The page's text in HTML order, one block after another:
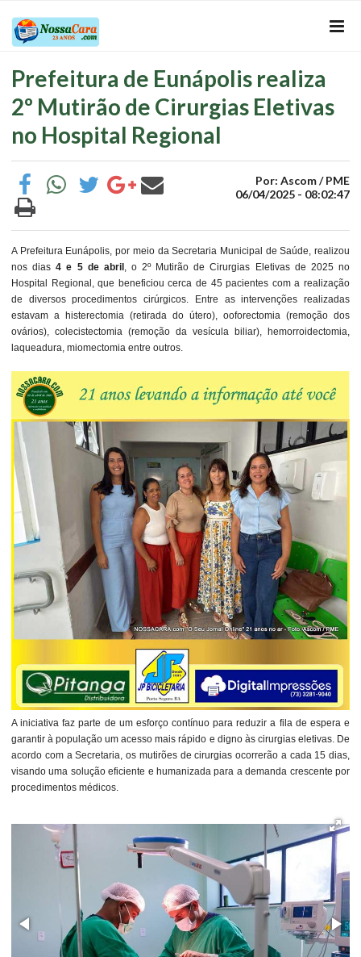
Prefeitura de Eunápolis realiza
2º Mutirão de Cirurgias Eletivas
no Hospital Regional
Por: Ascom / PME
06/04/2025 - 08:02:47
A Prefeitura Eunápolis, por meio da Secretaria Municipal de Saúde, realizou
nos dias4 e 5 de abril , o 2º Mutirão de Cirurgias Eletivas de 2025 no
Hospital Regional, que beneficiou cerca de 45 pacientes com a realização
de diversos procedimentos cirúrgicos. Entre as intervenções realizadas
estavam a histerectomia (retirada do útero), ooforectomia (remoção dos
ovários), colecistectomia (remoção da vesícula biliar), hemorroidectomia,
laqueadura, miomectomia entre outros.
A iniciativa faz parte de um esforço contínuo para reduzir a fila de espera e
garantir à população um acesso mais rápido e digno às cirurgias eletivas. De
acordo com a Secretaria, os mutirões de cirurgias ocorrerão a cada 15 dias,
visando uma solução eficiente e humanizada para a demanda crescente por
procedimentos médicos.